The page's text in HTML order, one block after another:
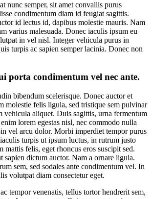
nunc semper, sit amet convallis purus
condimentum diam id feugiat sagittis.
id lectus id, dapibus molestie mauris. Nam
varius malesuada. Donec iaculis ipsum eu
in vel nisl. Integer vehicula purus in
turpis ac sapien semper lacinia. Donec non
porta condimentum vel nec ante.
bibendum scelerisque. Donec auctor et
molestie felis ligula, sed tristique sem pulvinar
vehicula aliquet. Duis sagittis, urna fermentum
lorem egestas nisl, nec commodo nulla
vel arcu dolor. Morbi imperdiet tempor purus
turpis ut ipsum luctus, in rutrum justo
mattis felis, eget rhoncus eros suscipit sed.
sapien dictum auctor. Nam a ornare ligula.
sem, sed sodales ante condimentum vel. In
volutpat diam consectetur eget.
tempor venenatis, tellus tortor hendrerit sem,